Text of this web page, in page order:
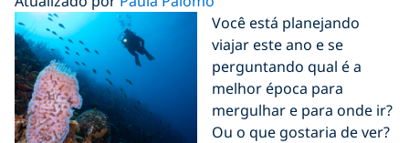
Você está planejando
viajar este ano e se
perguntando qual é a
melhor época para
mergulhar e para onde ir?
Ou o que gostaria de ver?